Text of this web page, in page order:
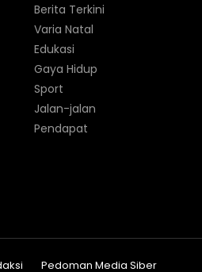
Berita Terkini
Varia Natal
Edukasi
Gaya Hidup
Sport
Jalan-jalan
Pendapat
Pedoman Media Siber